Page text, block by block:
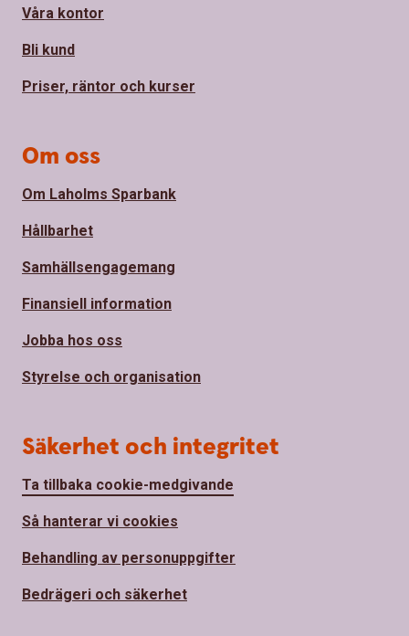
Våra kontor
Bli kund
Priser, räntor och kurser
Om oss
Om Laholms Sparbank
Hållbarhet
Samhällsengagemang
Finansiell information
Jobba hos oss
Styrelse och organisation
Säkerhet och integritet
Ta tillbaka cookie-medgivande
Så hanterar vi cookies
Behandling av personuppgifter
Bedrägeri och säkerhet